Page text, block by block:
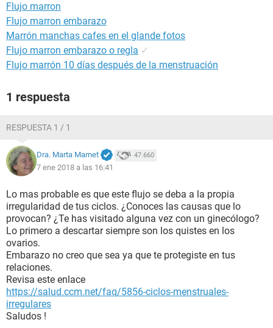
Flujo marron
Flujo marron embarazo
Marrón manchas cafes en el glande fotos
Flujo marron embarazo o regla ✓
Flujo marrón 10 días después de la menstruación
1 respuesta
RESPUESTA 1 / 1
Dra. Marta Marnet 47.660
7 ene 2018 a las 16:41
Lo mas probable es que este flujo se deba a la propia
irregularidad de tus ciclos. ¿Conoces las causas que lo
provocan? ¿Te has visitado alguna vez con un ginecólogo?
Lo primero a descartar siempre son los quistes en los
ovarios.
Embarazo no creo que sea ya que te protegiste en tus
relaciones.
Revisa este enlace
https://salud.ccm.net/faq/5856-ciclos-menstruales-
irregulares
Saludos !